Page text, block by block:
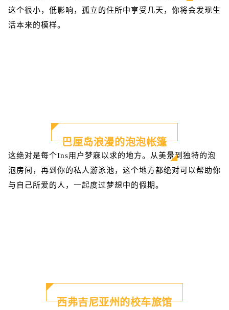
这个很小，低影响，孤立的住所中享受几天，你将会发现生
活本来的模样。
巴厘岛浪漫的泡泡帐篷
这绝对是每个Ins用户梦寐以求的地方。从美景到独特的泡
泡房间，再到你的私人游泳池，这个地方都绝对可以帮助你
与自己所爱的人，一起度过梦想中的假期。
西弗吉尼亚州的校车旅馆